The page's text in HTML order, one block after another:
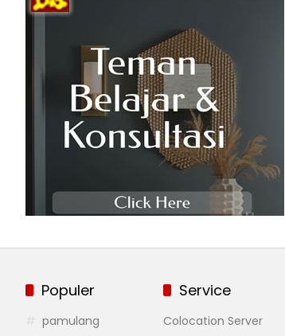
Populer
pamulang
Service
Colocation Server